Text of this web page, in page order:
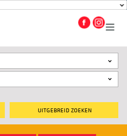
UITGEBREID ZOEKEN